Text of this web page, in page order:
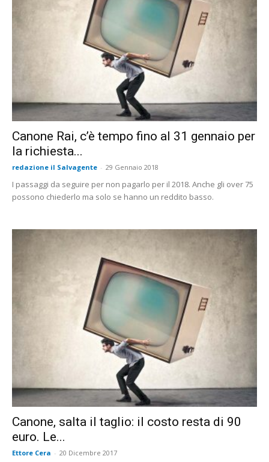
Canone Rai, c’è tempo fino al 31 gennaio per
la richiesta...
redazione il Salvagente - 29 Gennaio 2018
I passaggi da seguire per non pagarlo per il 2018. Anche gli over 75
possono chiederlo ma solo se hanno un reddito basso.
Canone, salta il taglio: il costo resta di 90
euro. Le...
Ettore Cera - 20 Dicembre 2017